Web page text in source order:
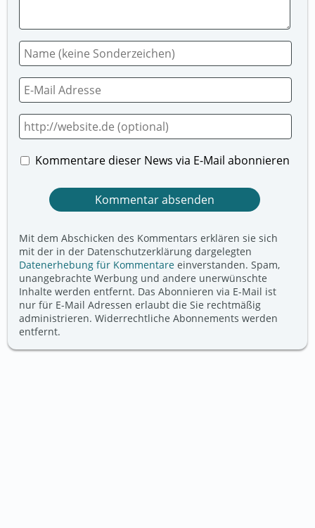
Kommentare dieser News via E-Mail abonnieren
Mit dem Abschicken des Kommentars erklären sie sich
mit der in der Datenschutzerklärung dargelegten
Datenerhebung für Kommentare einverstanden. Spam,
unangebrachte Werbung und andere unerwünschte
Inhalte werden entfernt. Das Abonnieren via E-Mail ist
nur für E-Mail Adressen erlaubt die Sie rechtmäßig
administrieren. Widerrechtliche Abonnements werden
entfernt.